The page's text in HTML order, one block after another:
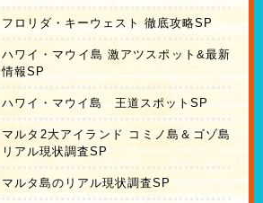
フロリダ・キーウェスト 徹底攻略SP
ハワイ・マウイ島 激アツスポット&最新
情報SP
ハワイ・マウイ島 王道スポットSP
マルタ2大アイランド コミノ島＆ゴゾ島
リアル現状調査SP
マルタ島のリアル現状調査SP